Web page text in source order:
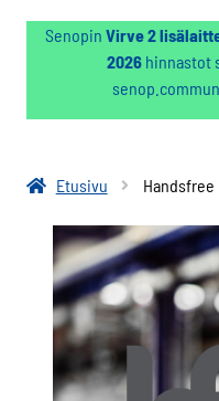
Senopin Virve 2
2026hinnastot
Etusivu Handsfree